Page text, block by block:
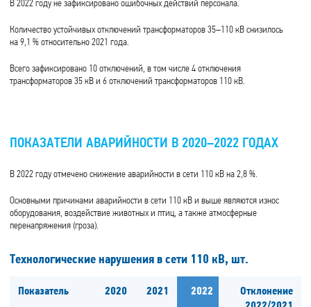
В 2022 году не зафиксировано ошибочных действий персонала.
Количество устойчивых отключений трансформаторов 35–110 кВ снизилось
на 9,1 % относительно 2021 года.
Всего зафиксировано 10 отключений, в том числе 4 отключения
трансформаторов 35 кВ и 6 отключений трансформаторов 110 кВ.
ПОКАЗАТЕЛИ АВАРИЙНОСТИ В 2020–2022 ГОДАХ
В 2022 году отмечено снижение аварийности в сети 110 кВ на 2,8 %.
Основными причинами аварийности в сети 110 кВ и выше являются износ
оборудования, воздействие животных и птиц, а также атмосферные
перенапряжения (гроза).
Технологические нарушения в сети 110 кВ, шт.
Показатель 2020 2021 2022
Отклонение